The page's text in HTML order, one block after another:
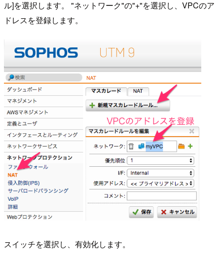
ル]を選択します。 "ネットワーク"の"+"を選択し、VPCのア
ドレスを登録します。
スイッチを選択し、有効化します。